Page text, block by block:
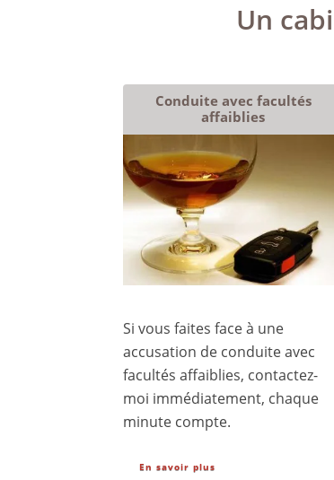
Un
Conduite avec facultés
affaiblies
Si vous faites face à une
accusation de conduite avec
facultés affaiblies, contactez-
moi immédiatement, chaque
minute compte.
En savoir plus